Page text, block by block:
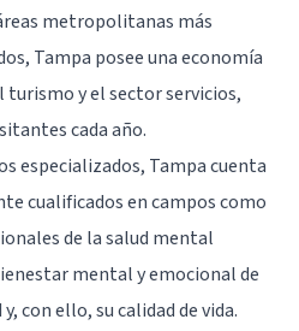
metropolitanas más
Tampa posee una economía
y el sector servicios,
cada año.
especializados, Tampa cuenta
cualificados en campos como
de la salud mental
mental y emocional de
con ello, su calidad de vida.